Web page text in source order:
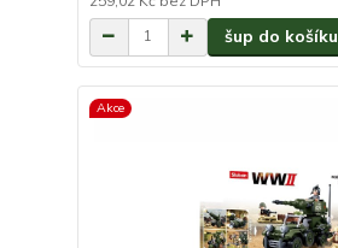
šup do košíku
Akce